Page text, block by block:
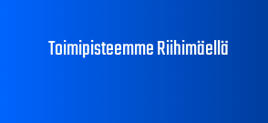
Toimipisteemme Riihimäellä